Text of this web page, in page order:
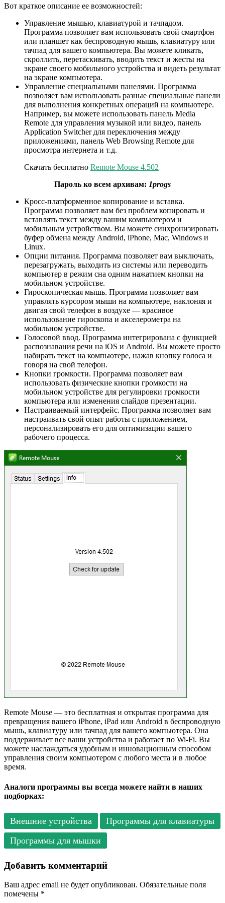
Вот краткое описание ее возможностей:
Управление мышью, клавиатурой и тачпадом.
Программа позволяет вам использовать свой смартфон
или планшет как беспроводную мышь, клавиатуру или
тачпад для вашего компьютера. Вы можете кликать,
скроллить, перетаскивать, вводить текст и жесты на
экране своего мобильного устройства и видеть результат
на экране компьютера.
Управление специальными панелями. Программа
позволяет вам использовать разные специальные панели
для выполнения конкретных операций на компьютере.
Например, вы можете использовать панель Media
Remote для управления музыкой или видео, панель
Application Switcher для переключения между
приложениями, панель Web Browsing Remote для
просмотра интернета и т.д.
Скачать бесплатно Remote Mouse 4.502
Пароль ко всем архивам: 1progs
Кросс-платформенное копирование и вставка.
Программа позволяет вам без проблем копировать и
вставлять текст между вашим компьютером и
мобильным устройством. Вы можете синхронизировать
буфер обмена между Android, iPhone, Mac, Windows и
Linux.
Опции питания. Программа позволяет вам выключать,
перезагружать, выходить из системы или переводить
компьютер в режим сна одним нажатием кнопки на
мобильном устройстве.
Гироскопическая мышь. Программа позволяет вам
управлять курсором мыши на компьютере, наклоняя и
двигая свой телефон в воздухе — красивое
использование гироскопа и акселерометра на
мобильном устройстве.
Голосовой ввод. Программа интегрирована с функцией
распознавания речи на iOS и Android. Вы можете просто
набирать текст на компьютере, нажав кнопку голоса и
говоря на свой телефон.
Кнопки громкости. Программа позволяет вам
использовать физические кнопки громкости на
мобильном устройстве для регулировки громкости
компьютера или изменения слайдов презентации.
Настраиваемый интерфейс. Программа позволяет вам
настраивать свой опыт работы с приложением,
персонализировать его для оптимизации вашего
рабочего процесса.
Remote Mouse — это бесплатная и открытая программа для
превращения вашего iPhone, iPad или Android в беспроводную
мышь, клавиатуру или тачпад для вашего компьютера. Она
поддерживает все ваши устройства и работает по Wi-Fi. Вы
можете наслаждаться удобным и инновационным способом
управления своим компьютером с любого места и в любое
время.
Аналоги программы вы всегда можете найти в наших
подборках:
Внешние устройства
Программы для клавиатуры
Программы для мышки
Добавить комментарий
Ваш адрес email не будет опубликован. Обязательные поля
помечены *